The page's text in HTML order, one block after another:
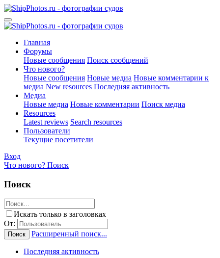
Главная
Форумы
Новые сообщения Поиск сообщений
Что нового?
Новые сообщения Новые медиа Новые комментарии к
медиа New resources Последняя активность
Медиа
Новые медиа Новые комментарии Поиск медиа
Resources
Latest reviews Search resources
Пользователи
Текущие посетители
Вход
Что нового? Поиск
Поиск
Искать только в заголовках
От:
Поиск Расширенный поиск...
Последняя активность